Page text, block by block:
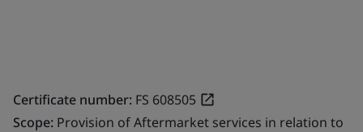
Certificate number: FS 608505
Scope: Provision of Aftermarket services in relation to